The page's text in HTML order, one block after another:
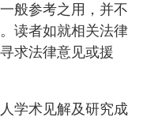
般参考之用，并不
读者如就相关法律
求法律意见或援
学术见解及研究成